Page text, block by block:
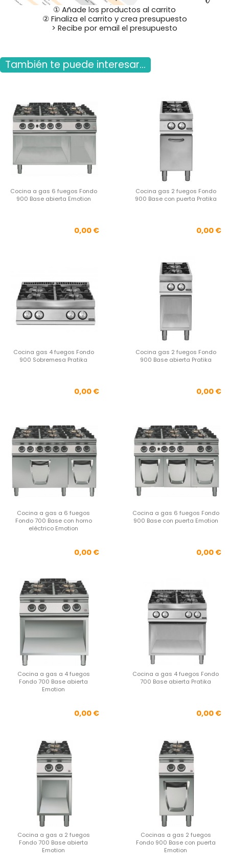
① Añade los productos al carrito
② Finaliza el carrito y crea presupuesto
> Recibe por email el presupuesto
También te puede interesar...
Cocina a gas 6 fuegos Fondo
900 Base abierta Emotion
Precio
0,00 €
Cocina gas 2 fuegos Fondo
900 Base con puerta Pratika
0,00 €
Cocina gas 4 fuegos Fondo
900 Sobremesa Pratika
Precio
0,00 €
Cocina gas 2 fuegos Fondo
900 Base abierta Pratika
0,00 €
Cocina a gas a 6 fuegos
Fondo 700 Base con horno
eléctrico Emotion
Precio
0,00 €
Cocina a gas 6 fuegos Fondo
900 Base con puerta Emotion
0,00 €
Cocina a gas a 4 fuegos
Fondo 700 Base abierta
Emotion
Precio
0,00 €
Cocina a gas 4 fuegos Fondo
700 Base abierta Pratika
0,00 €
Cocina a gas a 2 fuegos
Fondo 700 Base abierta
Emotion
Cocinas a gas 2 fuegos
Fondo 900 Base con puerta
Emotion